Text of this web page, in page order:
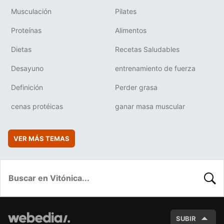
Musculación Pilates
Proteínas Alimentos
Dietas Recetas Saludables
Desayuno entrenamiento de fuerza
Definición Perder grasa
cenas protéicas ganar masa muscular
VER MÁS TEMAS
SUBIR